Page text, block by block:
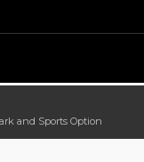
and Sports Option